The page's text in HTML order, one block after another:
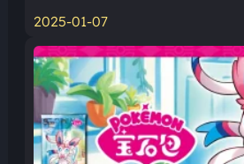
2025-01-07